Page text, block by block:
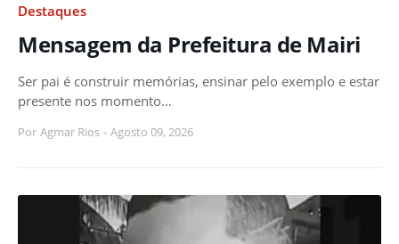
Destaques
Mensagem da Prefeitura de Mairi
Ser pai é construir memórias, ensinar pelo exemplo e estar
presente nos momento…
Por Agmar Rios - Agosto 09, 2026